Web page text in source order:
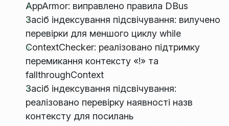
AppArmor: виправлено правила DBus
Засіб індексування підсвічування: вилучено
перевірки для меншого циклу while
ContextChecker: реалізовано підтримку
перемикання контексту «!» та
fallthroughContext
Засіб індексування підсвічування:
реалізовано перевірку наявності назв
контексту для посилань